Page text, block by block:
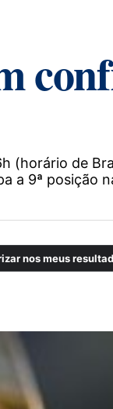
(horário de
a 9ª posição
nos meus